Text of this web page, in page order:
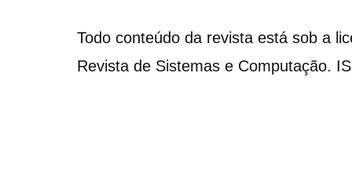
Todo conteúdo da revista está sob a
Revista de Sistemas e Computação.